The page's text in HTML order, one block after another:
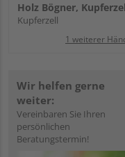
Holz Bögner,
Kupferzell
1 weiterer
Wir helfen gerne
weiter:
Vereinbaren Sie Ihren
persönlichen
Beratungstermin!